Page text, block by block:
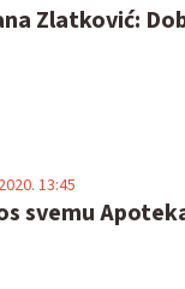
Zlatković:
svemu
13:45